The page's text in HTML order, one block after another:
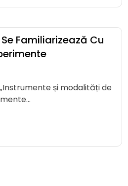
Familiarizează Cu
și modalități de